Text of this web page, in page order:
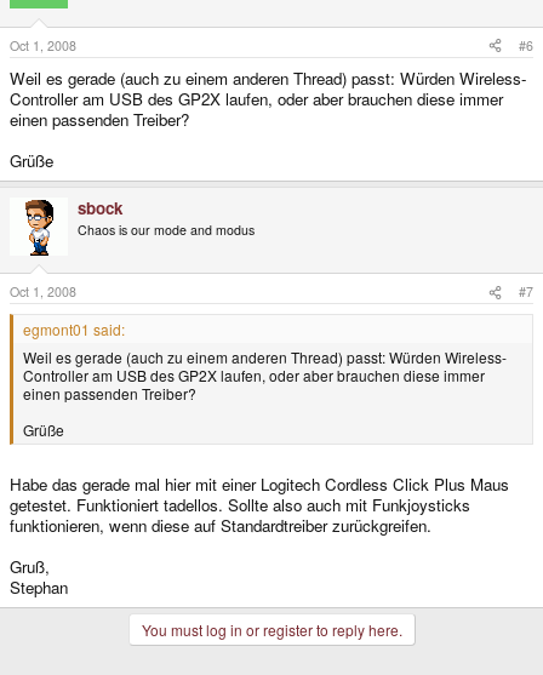
Oct 1, 2008 #6
Weil es gerade (auch zu einem anderen Thread) passt: Würden Wireless-
Controller am USB des GP2X laufen, oder aber brauchen diese immer
einen passenden Treiber?
Grüße
sbock
Chaos is our mode and modus
Oct 1, 2008 #7
egmont01 said:
Weil es gerade (auch zu einem anderen Thread) passt: Würden Wireless-
Controller am USB des GP2X laufen, oder aber brauchen diese immer
einen passenden Treiber?
Grüße
Habe das gerade mal hier mit einer Logitech Cordless Click Plus Maus
getestet. Funktioniert tadellos. Sollte also auch mit Funkjoysticks
funktionieren, wenn diese auf Standardtreiber zurückgreifen.
Gruß,
Stephan
You must log in or register to reply here.